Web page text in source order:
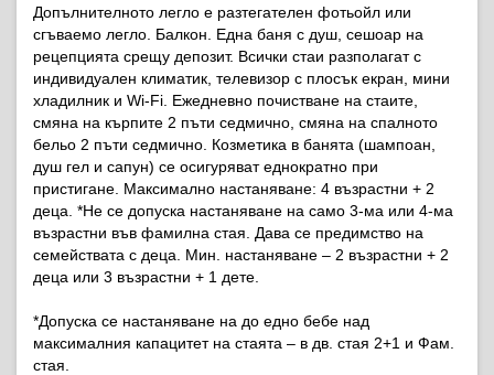
Допълнителното легло е разтегателен фотьойл или
сгъваемо легло. Балкон. Една баня с душ, сешоар на
рецепцията срещу депозит. Всички стаи разполагат с
индивидуален климатик, телевизор с плосък екран, мини
хладилник и Wi-Fi. Ежедневно почистване на стаите,
смяна на кърпите 2 пъти седмично, смяна на спалното
бельо 2 пъти седмично. Козметика в банята (шампоан,
душ гел и сапун) се осигуряват еднократно при
пристигане. Максимално настаняване: 4 възрастни + 2
деца. *Не се допуска настаняване на само 3-ма или 4-ма
възрастни във фамилна стая. Дава се предимство на
семействата с деца. Мин. настаняване – 2 възрастни + 2
деца или 3 възрастни + 1 дете.
*Допуска се настаняване на до едно бебе над
максималния капацитет на стаята – в дв. стая 2+1 и Фам.
стая.